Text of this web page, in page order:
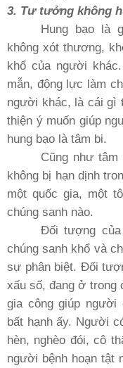
3. Tư tưởng không
Hung bạo là
không xót thương,
khổ của người
mẫn, động lực làm
người khác, là cái gì
thiện ý muốn giúp
hung bạo là tâm bi.
Cũng như
không bị hạn dịnh
một quốc gia, một
chúng sanh nào.
Ðối tượng
chúng sanh khổ và
sự phân biệt. Ðối
xấu số, đang ở trong
gia công giúp người
bất hạnh ấy. Người
hèn, nghèo đói, cô
người bệnh hoạn tật